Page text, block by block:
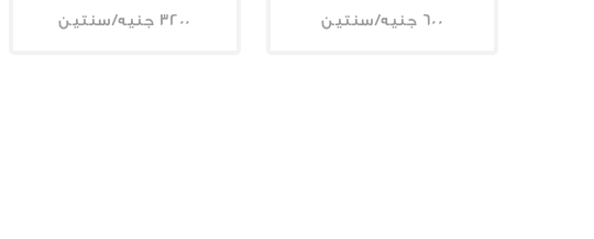
600 جنيه/سنتين 3200 جنيه/سنتين